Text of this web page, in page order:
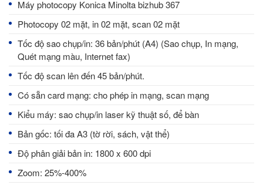
Máy photocopy Konica Minolta bizhub 367
Photocopy 02 mặt, in 02 mặt, scan 02 mặt
Tốc độ sao chụp/in: 36 bản/phút (A4) (Sao chụp, In mạng,
Quét mạng màu, Internet fax)
Tốc độ scan lên đến 45 bản/phút.
Có sẵn card mạng: cho phép in mạng, scan mạng
Kiểu máy: sao chụp/in laser kỹ thuật số, để bàn
Bản gốc: tối đa A3 (tờ rời, sách, vật thể)
Độ phân giải bản in: 1800 x 600 dpi
Zoom: 25%-400%